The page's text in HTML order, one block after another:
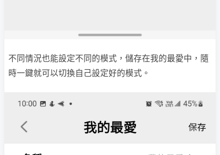
不同情況也能設定不同的模式，儲存在我的最愛中，隨
時一鍵就可以切換自己設定好的模式。